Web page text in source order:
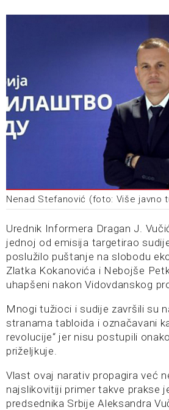
Nenad Stefanović (foto: Više javno
Urednik Informera Dragan J.
jednoj od emisija targetirao
poslužilo puštanje na slobodu
Zlatka Kokanovića i Nebojše
uhapšeni nakon Vidovdanskog
Mnogi tužioci i sudije završili su
stranama tabloida i označavani
revolucije“ jer nisu postupili
priželjkuje.
Vlast ovaj narativ propagira već
najslikovitiji primer takve prakse
predsednika Srbije Aleksandra